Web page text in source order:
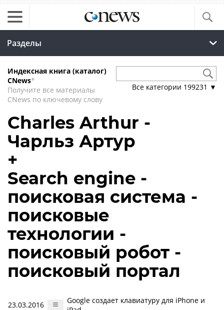
Разделы
Индексная книга (каталог)
CNews*
Получите все материалы
CNews по ключевому слову
Все категории 199231 ▼
Charles Arthur -
Чарльз Артур
+
Search engine -
поисковая система -
поисковые
технологии -
поисковый робот -
поисковый портал
23.03.2016
Google создает клавиатуру для iPhone и